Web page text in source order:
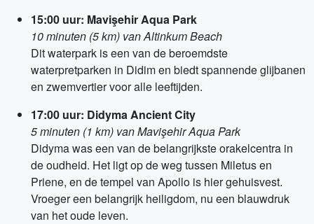
15:00 uur: Mavişehir Aqua Park
10 minuten (5 km) van Altinkum Beach
Dit waterpark is een van de beroemdste
waterpretparken in Didim en biedt spannende glijbanen
en zwemvertier voor alle leeftijden.
17:00 uur: Didyma Ancient City
5 minuten (1 km) van Mavişehir Aqua Park
Didyma was een van de belangrijkste orakelcentra in
de oudheid. Het ligt op de weg tussen Miletus en
Priene, en de tempel van Apollo is hier gehuisvest.
Vroeger een belangrijk heiligdom, nu een blauwdruk
van het oude leven.